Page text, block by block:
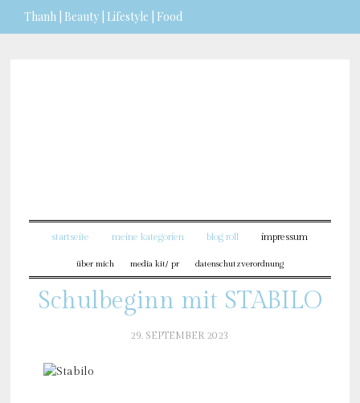
Thanh | Beauty | Lifestyle | Food
startseite meine kategorien blog roll impressum
über mich media kit/ pr datenschutzverordnung
Schulbeginn mit STABILO
29. SEPTEMBER 2023